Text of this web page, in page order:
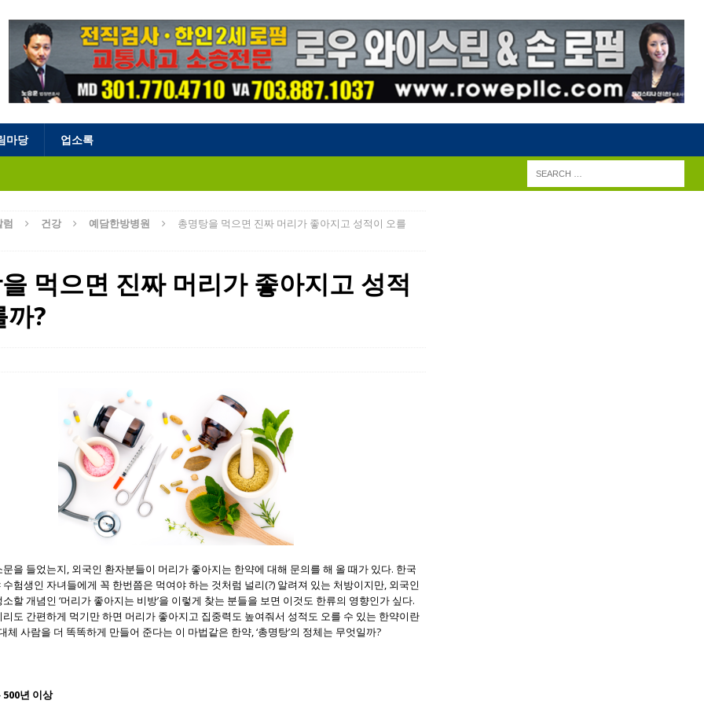
마당 업소록
럼 건강 예담한방병원 총명탕을 먹으면 진짜 머리가 좋아지고 성적이 오를
먹으면 진짜 머리가 좋아지고 성적
까?
을 들었는지, 외국인 환자분들이 머리가 좋아지는 한약에 대해 문의를 해 올 때가 있다. 한국
험생인 자녀들에게 꼭 한번쯤은 먹여야 하는 것처럼 널리(?) 알려져 있는 처방이지만, 외국인
할 개념인 ‘머리가 좋아지는 비방’을 이렇게 찾는 분들을 보면 이것도 한류의 영향인가 싶다.
도 간편하게 먹기만 하면 머리가 좋아지고 집중력도 높여줘서 성적도 오를 수 있는 한약이란
체 사람을 더 똑똑하게 만들어 준다는 이 마법같은 한약, ‘총명탕’의 정체는 무엇일까?
년 이상